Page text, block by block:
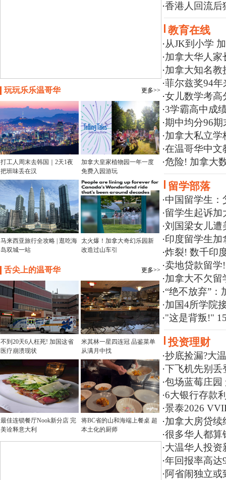
玩玩乐乐温哥华 更多>>
打工人周末去韩国｜2天1夜
把班味丢在汉
加拿大皇家植物园一年一度
免费入园游玩
马来西亚旅行全攻略 | 逛吃海
岛双城一站
太火爆！加拿大奇幻乐园新
改造过山车引
舌尖上的温哥华 更多>>
不到20天6人枉死! 加国这省
医疗崩溃现状
米其林一星四连冠 品鉴菜单
从满月中找
最佳连锁餐厅Nook新分店 完
美诠释意大利
将BC省的山和海端上餐桌 超
本土化的厨师
·香港人回流后
教育在线
·从JK到小学
·加拿大华人家
·加拿大知名
·菲尔兹奖94
·女儿数学考高
·3学霸高中成
·期中均分96
·加拿大私立学
·在温哥华中文
·危险! 加拿大
留学部落
·中国留学生：
·留学生起诉加
·刘国梁女儿遭
·印度留学生加
·炸裂! 数千印
·卖地贷款留学
·加拿大不欠留
·“绝不放弃”
·加国4所学院
·"这是背叛!"
投资理财
·抄底捡漏?大
·下飞机先别丢
·包场蓝莓庄园
·6大银行存款
·景泰2026
·加拿大房贷续
·很多华人都算
·大温华人投资
·年回报率高达
·阿省闹独立